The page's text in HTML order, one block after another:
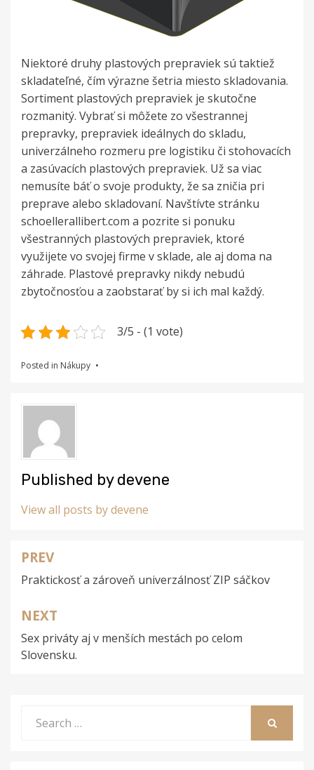
Niektoré druhy plastových prepraviek sú taktiež
skladateľné, čím výrazne šetria miesto skladovania.
Sortiment plastových prepraviek je skutočne
rozmanitý. Vybrať si môžete zo všestrannej
prepravky, prepraviek ideálnych do skladu,
univerzálneho rozmeru pre logistiku či stohovacích
a zasúvacích plastových prepraviek. Už sa viac
nemusíte báť o svoje produkty, že sa zničia pri
preprave alebo skladovaní. Navštívte stránku
schoellerallibert.com a pozrite si ponuku
všestranných plastových prepraviek, ktoré
využijete vo svojej firme v sklade, ale aj doma na
záhrade. Plastové prepravky nikdy nebudú
zbytočnosťou a zaobstarať by si ich mal každý.
3/5 - (1 vote)
Posted in Nákupy
Published bydevene
View all posts by devene
Navigace
pro
příspěvek
PREV
Praktickosť a zároveň univerzálnosť ZIP sáčkov
NEXT
Sex priváty aj v menších mestách po celom
Slovensku.
for: